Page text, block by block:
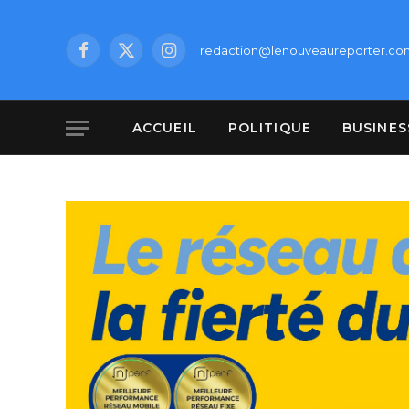
Facebook
X
Instagram
ACCUEIL POLITIQUE